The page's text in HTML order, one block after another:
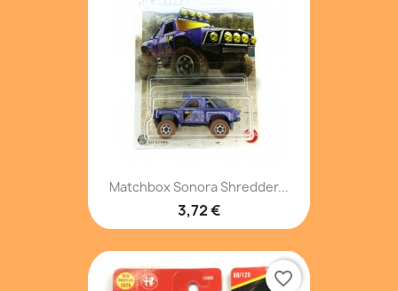
Matchbox Sonora Shredder...
3,72 €
favorite_border